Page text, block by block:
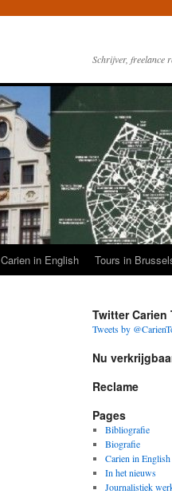
Schrijver, freelance
Carien in English Tours in
Twitter Carien
Tweets by
Nu
Reclame
Pages
Bibliografie
Biografie
Carien in English
In het nieuws
Journalistiek